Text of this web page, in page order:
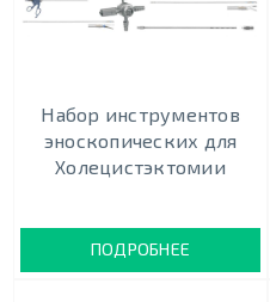
Набор инструментов
эноскопических для
Холецистэктомии
ПОДРОБНЕЕ